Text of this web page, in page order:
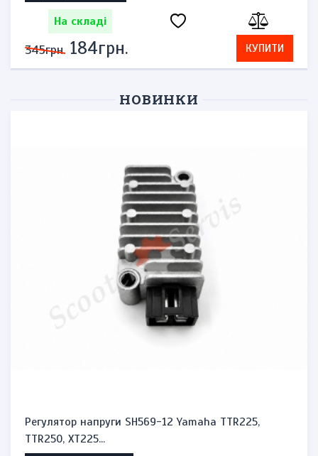
На складі
345грн. 184грн. КУПИТИ
НОВИНКИ
Регулятор напруги SH569-12 Yamaha TTR225,
TTR250, XT225...